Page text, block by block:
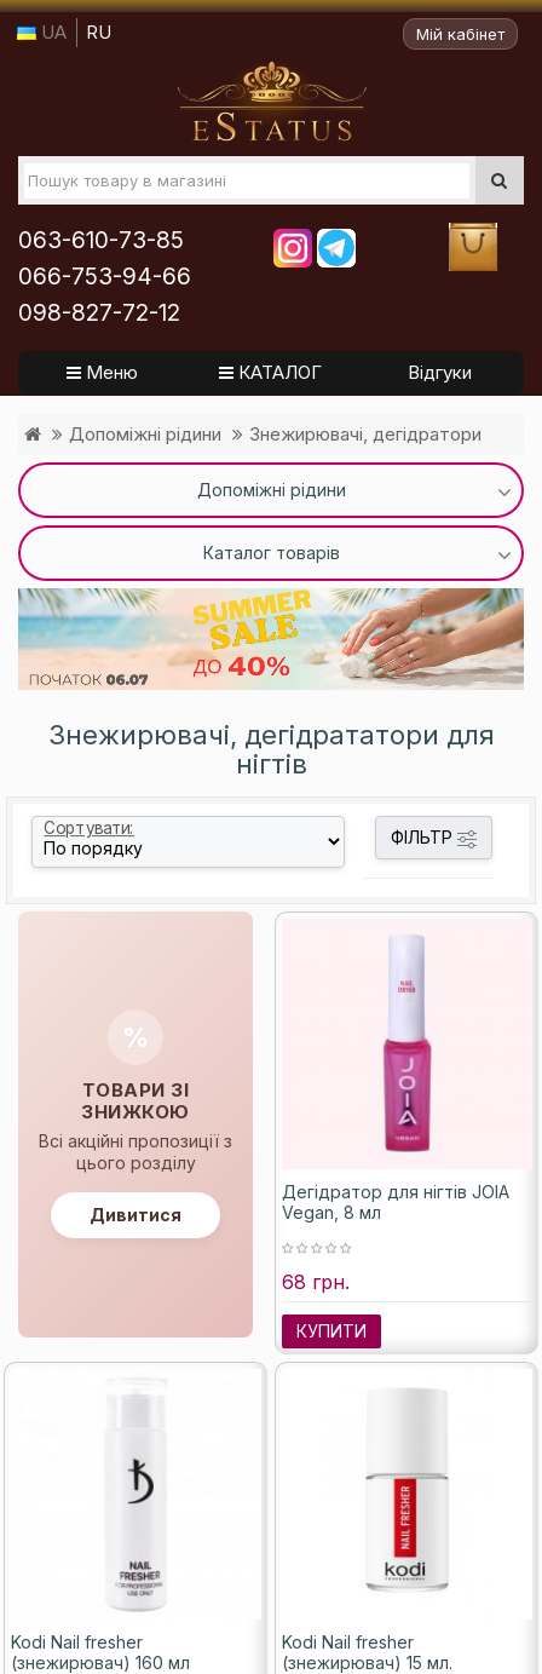
UA RU Мій кабінет
063-610-73-85
066-753-94-66
098-827-72-12
Меню КАТАЛОГ Відгуки
Допоміжні рідини Знежирювачі, дегідратори
Допоміжні рідини
Каталог товарів
Знежирювачі, дегідрататори для
нігтів
Сортувати: ФІЛЬТР
%
ТОВАРИ ЗІ
ЗНИЖКОЮ
Всі акційні пропозиції з
цього розділу
Дивитися
Дегідратор для нігтів JOIA
Vegan, 8 мл
68 грн.
КУПИТИ
Kodi Nail fresher
(знежирювач) 160 мл
Kodi Nail fresher
(знежирювач) 15 мл.